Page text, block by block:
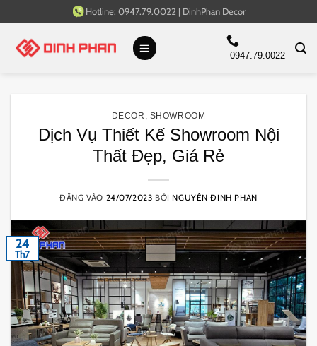
qua
Hotline: 0947.79.0022 | DinhPhan Decor
0947.79.0022
DECOR SHOWROOM
Dịch Vụ Thiết Kế Showroom Nội
Thất Đẹp, Giá Rẻ
ĐĂNG VÀO 24/07/2023 BỞI NGUYÊN ĐINH PHAN
24
Th7